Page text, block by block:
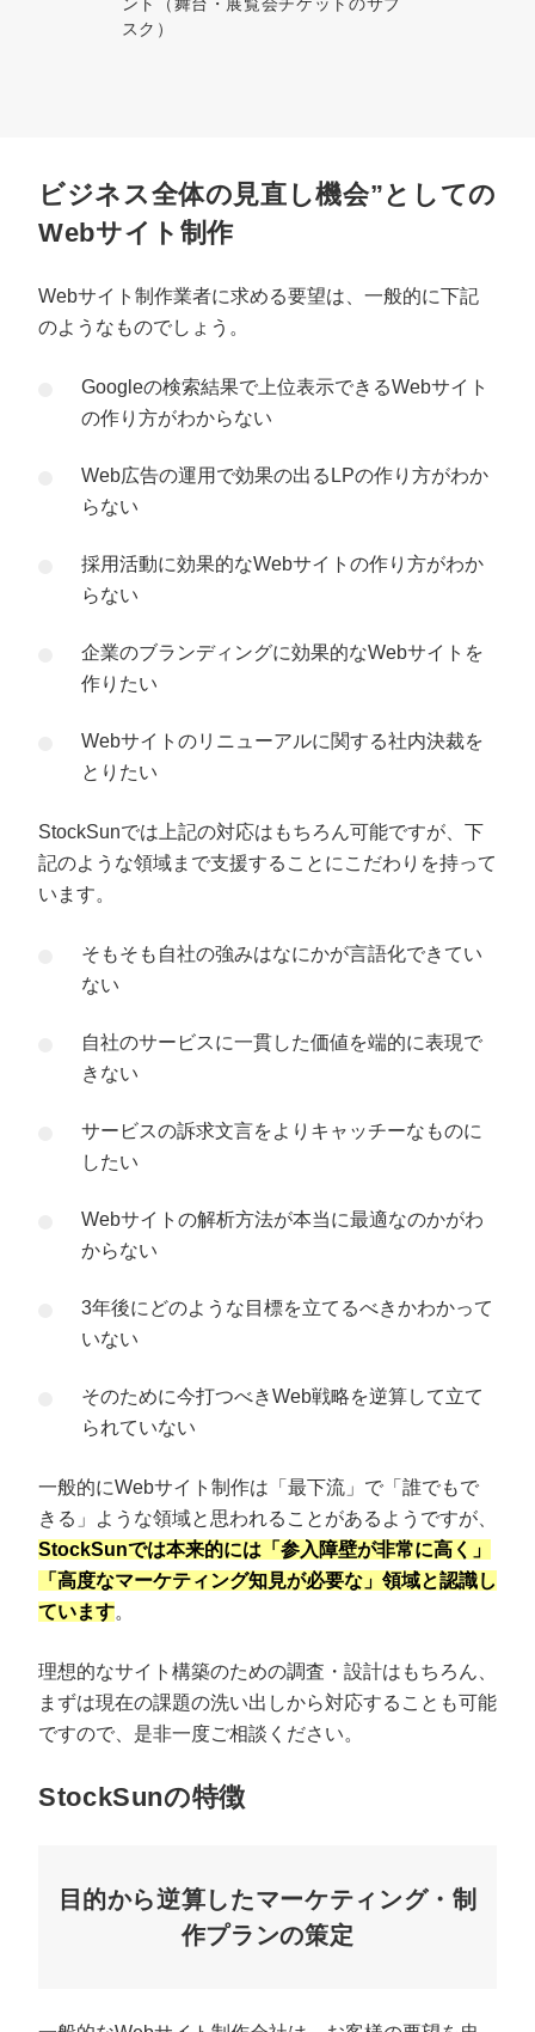
スク）
ビジネス全体の見直し機会”としての
Webサイト制作
Webサイト制作業者に求める要望は、一般的に下記
のようなものでしょう。
Googleの検索結果で上位表示できるWebサイト
の作り方がわからない
Web広告の運用で効果の出るLPの作り方がわか
らない
採用活動に効果的なWebサイトの作り方がわか
らない
企業のブランディングに効果的なWebサイトを
作りたい
Webサイトのリニューアルに関する社内決裁を
とりたい
StockSunでは上記の対応はもちろん可能ですが、下
記のような領域まで支援することにこだわりを持って
います。
そもそも自社の強みはなにかが言語化できてい
ない
自社のサービスに一貫した価値を端的に表現で
きない
サービスの訴求文言をよりキャッチーなものに
したい
Webサイトの解析方法が本当に最適なのかがわ
からない
3年後にどのような目標を立てるべきかわかって
いない
そのために今打つべきWeb戦略を逆算して立て
られていない
一般的にWebサイト制作は「最下流」で「誰でもで
きる」ような領域と思われることがあるようですが、
StockSunでは本来的には「参入障壁が非常に高く」
「高度なマーケティング知見が必要な」領域と認識し
ています。
理想的なサイト構築のための調査・設計はもちろん、
まずは現在の課題の洗い出しから対応することも可能
ですので、是非一度ご相談ください。
StockSunの特徴
目的から逆算したマーケティング・制
作プランの策定